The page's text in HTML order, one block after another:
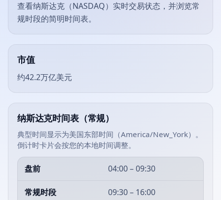
查看纳斯达克（NASDAQ）实时交易状态，并浏览常
规时段的简明时间表。
市值
约42.2万亿美元
纳斯达克时间表（常规）
典型时间显示为美国东部时间（America/New_York）。
倒计时卡片会按您的本地时间调整。
盘前 04:00 – 09:30
常规时段 09:30 – 16:00